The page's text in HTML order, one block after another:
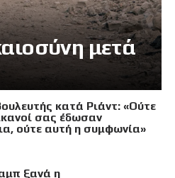
μετά
κατά Ριάντ: «Ούτε
σας έδωσαν
ούτε αυτή η συμφωνία»
ξανά η